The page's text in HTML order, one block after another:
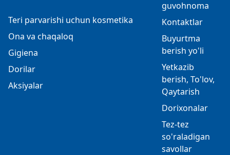
Teri parvarishi uchun kosmetika
Ona va chaqaloq
Gigiena
Dorilar
Aksiyalar
guvohnoma
Kontaktlar
Buyurtma
berish yo'li
Yetkazib
berish, To'lov,
Qaytarish
Dorixonalar
Tez-tez
so'raladigan
savollar